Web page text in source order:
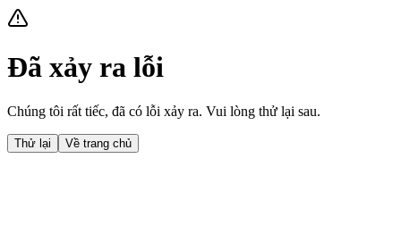
Đã xảy ra lỗi
Chúng tôi rất tiếc, đã có lỗi xảy ra. Vui lòng thử lại sau.
Thử lại Về trang chủ